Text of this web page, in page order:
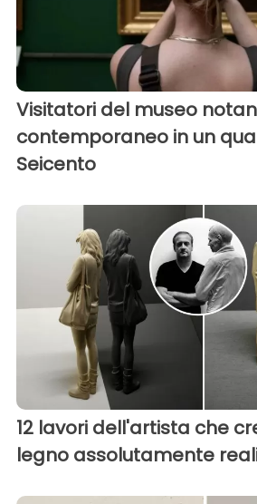
Visitatori del museo
contemporaneo in un
Seicento
12 lavori dell'artista che
legno assolutamente